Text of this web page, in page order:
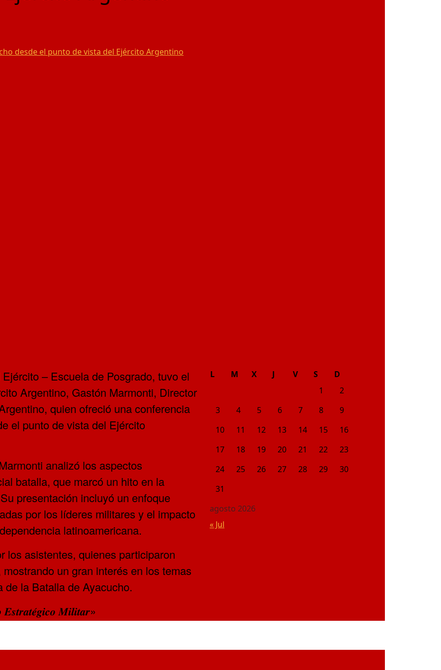
– Escuela de Posgrado, tuvo el
Argentino, Gastón Marmonti, Director
quien ofreció una conferencia
el punto de vista del Ejército
analizó los aspectos
batalla, que marcó un hito en la
presentación incluyó un enfoque
por los líderes militares y el impacto
latinoamericana.
los asistentes, quienes participaron
un gran interés en los temas
la Batalla de Ayacucho.
𝑴𝒊𝒍𝒊𝒕𝒂𝒓»
agosto 2026
L M X J V S
D
1
2
3
4 5 6 7 8
9
10
11 12 13 14 15
16
17
18 19 20 21 22
23
24
25 26 27 28 29
30
31
« Jul